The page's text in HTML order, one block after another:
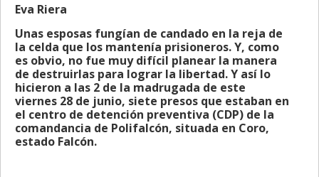
Eva Riera
Unas esposas fungían de candado en la reja de
la celda que los mantenía prisioneros. Y, como
es obvio, no fue muy difícil planear la manera
de destruirlas para lograr la libertad. Y así lo
hicieron a las 2 de la madrugada de este
viernes 28 de junio, siete presos que estaban en
el centro de detención preventiva (CDP) de la
comandancia de Polifalcón, situada en Coro,
estado Falcón.